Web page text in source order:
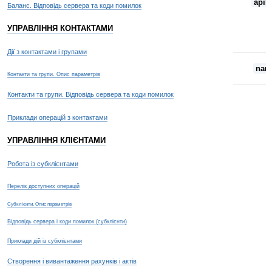
Баланс. Відповідь сервера та коди помилок
УПРАВЛІННЯ КОНТАКТАМИ
Дії з контактами і групами
Контакти та групи. Опис параметрів
Контакти та групи. Відповідь сервера та коди помилок
Приклади операцій з контактами
УПРАВЛІННЯ КЛІЄНТАМИ
Робота із субклієнтами
Перелік доступних операцій
Субклієнти. Опис параметрів
Відповідь сервера і коди помилок (субклієнти)
Приклади дій із субклієнтами
Створення і вивантаження рахунків і актів